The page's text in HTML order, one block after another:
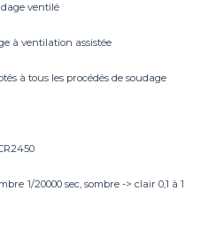
ventilé
à ventilation assistée
à tous les procédés de soudage
1/20000 sec, sombre -> clair 0,1 à 1